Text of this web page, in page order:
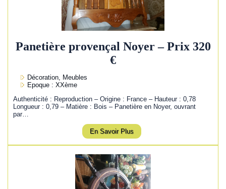
Panetière provençal Noyer – Prix 320
€
Décoration, Meubles
Epoque : XXème
Authenticité : Reproduction – Origine : France – Hauteur : 0,78
Longueur : 0,79 – Matière : Bois – Panetière en Noyer, ouvrant
par…
En Savoir Plus